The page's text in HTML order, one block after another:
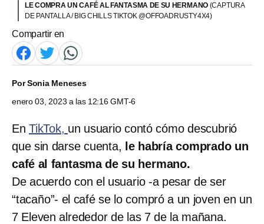
LE COMPRA UN CAFÉ AL FANTASMA DE SU HERMANO (CAPTURA
DE PANTALLA / BIG CHILLS TIKTOK @OFFOADRUSTY4X4)
Compartir en
PorSonia Meneses
enero 03, 2023 a las 12:16 GMT-6
En TikTok, un usuario contó cómo descubrió
que sin darse cuenta, le habría comprado un
café al fantasma de su hermano.
De acuerdo con el usuario -a pesar de ser
“tacaño”- el café se lo compró a un joven en un
7 Eleven alrededor de las 7 de la mañana.